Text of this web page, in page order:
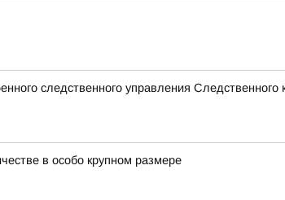
следственного управления Следственного
в особо крупном размере